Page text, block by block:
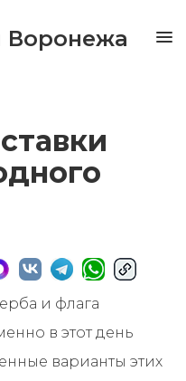
Воронежа
и флага
в этот день
варианты этих